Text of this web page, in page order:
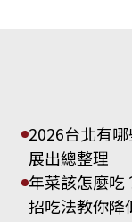
2026台北有
展出總整理
年菜該怎麼
招吃法教你降